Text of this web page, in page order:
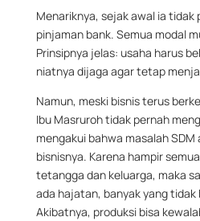
Menariknya, sejak awal ia tidak
pinjaman bank. Semua modal
Prinsipnya jelas: usaha harus
niatnya dijaga agar tetap
Namun, meski bisnis terus
Ibu Masruroh tidak pernah
mengakui bahwa masalah
bisnisnya. Karena hampir
tetangga dan keluarga, maka
ada hajatan, banyak yang tidak
Akibatnya, produksi bisa